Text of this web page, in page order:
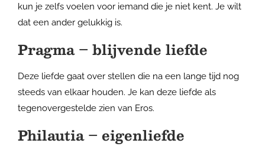
kun je zelfs voelen voor iemand die je niet kent. Je wilt
dat een ander gelukkig is.
Pragma – blijvende liefde
Deze liefde gaat over stellen die na een lange tijd nog
steeds van elkaar houden. Je kan deze liefde als
tegenovergestelde zien van Eros.
Philautia – eigenliefde